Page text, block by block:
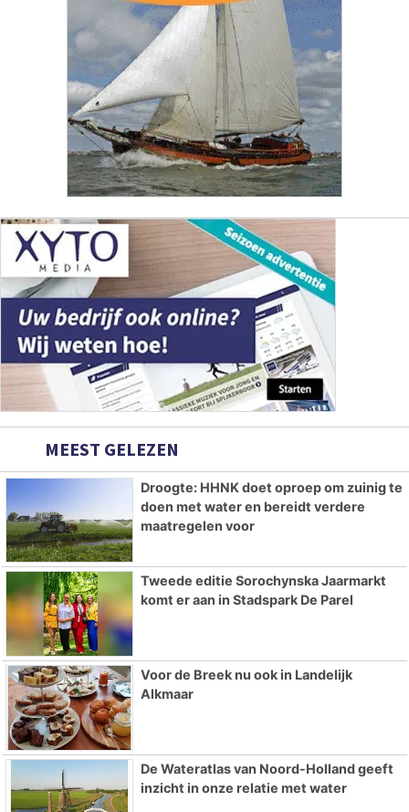
MEEST GELEZEN
Droogte: HHNK doet oproep om zuinig te
doen met water en bereidt verdere
maatregelen voor
Tweede editie Sorochynska Jaarmarkt
komt er aan in Stadspark De Parel
Voor de Breek nu ook in Landelijk
Alkmaar
De Wateratlas van Noord-Holland geeft
inzicht in onze relatie met water